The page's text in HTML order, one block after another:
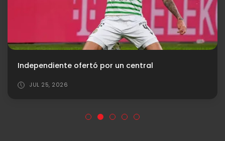
Independiente ofertó por un central
JUL 25, 2026